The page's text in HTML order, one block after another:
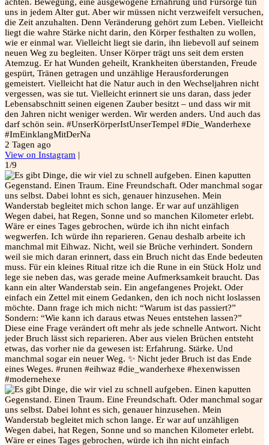
uns in jedem Alter gut. Aber wir müssen nicht verzweifelt versuchen,
die Zeit anzuhalten. Denn Veränderung gehört zum Leben. Vielleicht
liegt die wahre Stärke nicht darin, den Körper festhalten zu wollen,
wie er einmal war. Vielleicht liegt sie darin, ihn liebevoll auf seinem
neuen Weg zu begleiten. Unser Körper trägt uns seit dem ersten
Atemzug. Er hat Wunden geheilt, Krankheiten überstanden, Freude
gespürt, Tränen getragen und unzählige Herausforderungen
gemeistert. Vielleicht hat die Natur auch in den Wechseljahren nicht
vergessen, was sie tut. Vielleicht erinnert sie uns daran, dass jeder
Lebensabschnitt seinen eigenen Zauber besitzt – und dass wir mit
den Jahren nicht weniger werden. Wir werden anders. Und auch das
darf schön sein. #UnserKörperIstUnserTempel #Die_Wanderhexe
#ImEinklangMitDerNa
2 Tagen ago
View on Instagram |
1/9